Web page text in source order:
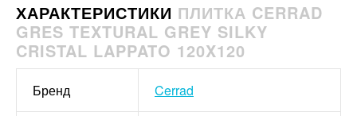
ХАРАКТЕРИСТИКИ ПЛИТКА CERRAD
GRES TEXTURAL GREY SILKY
CRISTAL LAPPATO 120X120
Бренд Cerrad